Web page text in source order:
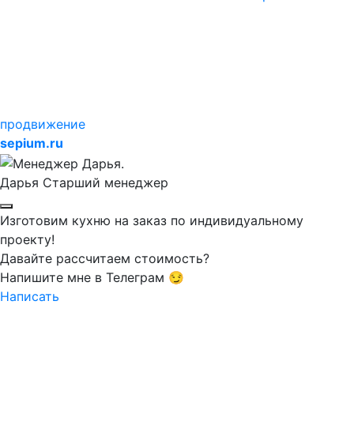
продвижение
sepium.ru
Дарья Старший менеджер
Изготовим кухню на заказ по индивидуальному
проекту!
Давайте рассчитаем стоимость?
Напишите мне в Телеграм 😏
Написать